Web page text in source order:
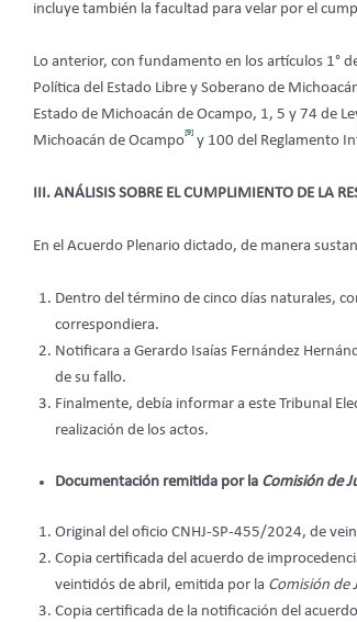
incluye también la facultad para velar por el
Lo anterior, con fundamento en los artículos 1°
Política del Estado Libre y Soberano de
Estado de Michoacán de Ocampo, 1, 5 y 74 de
Michoacán de Ocampo
[9]
y 100 del Reglamento
III. ANÁLISIS SOBRE EL CUMPLIMIENTO DE LA
En el Acuerdo Plenario dictado, de manera
Dentro del término de cinco días naturales,
correspondiera.
Notificara a Gerardo Isaías Fernández
de su fallo.
Finalmente, debía informar a este Tribunal
realización de los actos.
Documentación remitida por la Comisión de
Original del oficio CNHJ-SP-455/2024, de
Copia certificada del acuerdo de
veintidós de abril, emitida por la Comisión de
Copia certificada de la notificación del